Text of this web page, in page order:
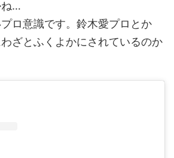
ね…
ロ意識です。鈴木愛プロとか
ざとふくよかにされているのか